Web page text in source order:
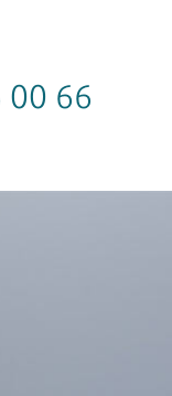
00 66